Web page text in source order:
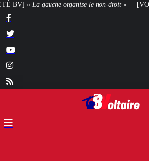
droit» [VOTRE AVIS] Yaël Braun-Pivet doit-